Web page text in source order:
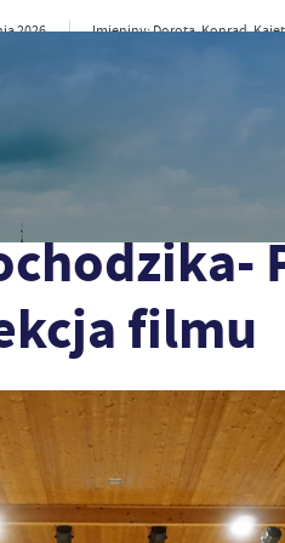
2026
Imieniny: Dorota, Konrad,
Myśliborskie“ - projekcja filmu
filmu